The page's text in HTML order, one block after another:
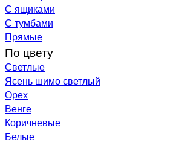
С ящиками
С тумбами
Прямые
По цвету
Светлые
Ясень шимо светлый
Орех
Венге
Коричневые
Белые